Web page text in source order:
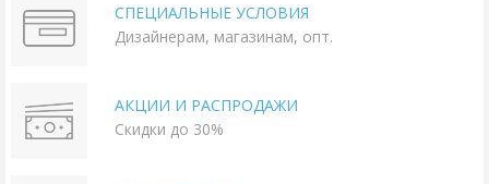
СПЕЦИАЛЬНЫЕ УСЛОВИЯ
Дизайнерам, магазинам, опт.
АКЦИИ И РАСПРОДАЖИ
Скидки до 30%